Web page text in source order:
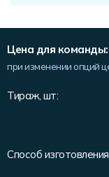
Цена для команды:
при изменении опций
Тираж, шт:
Способ
Спортивная
Мерч и
Наше
Вакансии
Пошив формы
Таблица
Маркировка и
Система